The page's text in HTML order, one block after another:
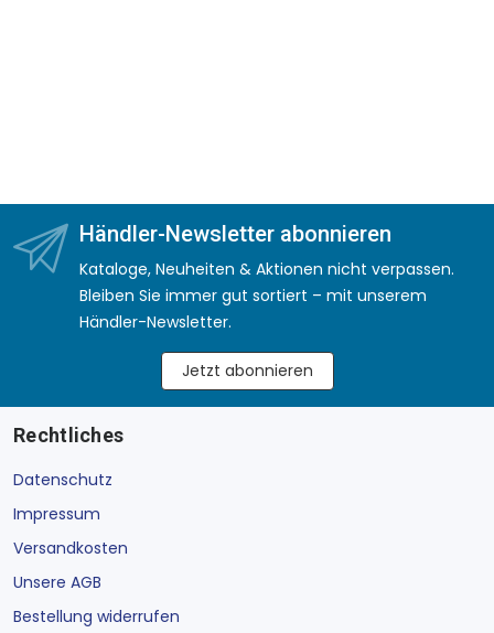
Händler-Newsletter abonnieren
Kataloge, Neuheiten & Aktionen nicht verpassen.
Bleiben Sie immer gut sortiert – mit unserem
Händler-Newsletter.
Jetzt abonnieren
Rechtliches
Datenschutz
Impressum
Versandkosten
Unsere AGB
Bestellung widerrufen